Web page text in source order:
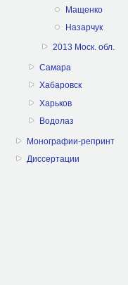
Мащенко
Назарчук
2013 Моск. обл.
Самара
Хабаровск
Харьков
Водолаз
Монографии-репринт
Диссертации